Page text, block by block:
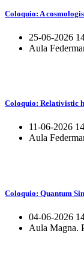
Coloquio: A
25-06-2026
Aula
Coloquio: Relativistic
11-06-2026
Aula
Coloquio: Quantum
04-06-2026
Aula Magna.